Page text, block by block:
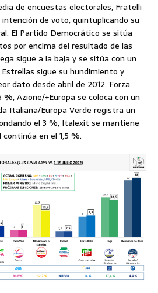
de encuestas electorales, Fratelli
de voto, quintuplicando su
El Partido Democrático se sitúa
por encima del resultado de las
sigue a la baja y se sitúa con un
sigue su hundimiento y
dato desde abril de 2012. Forza
Azione/+Europa se coloca con un
Italiana/Europa Verde registra un
el 3 %, Italexit se mantiene
en el 1,5 %.